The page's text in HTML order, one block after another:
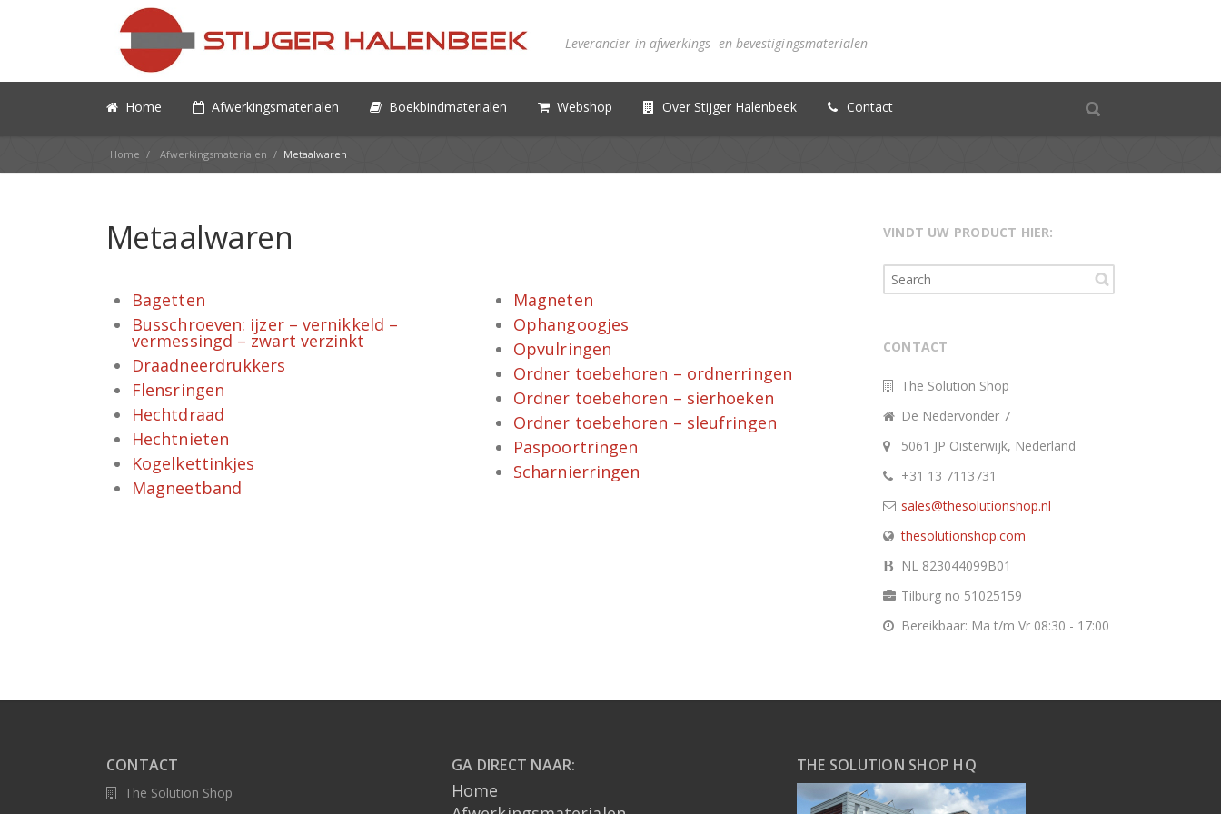
Leverancier in afwerkings- en bevestigingsmaterialen
Home Afwerkingsmaterialen Boekbindmaterialen Webshop Over Stijger Halenbeek Contact
Home / Afwerkingsmaterialen / Metaalwaren
Metaalwaren
Bagetten
Busschroeven: ijzer – vernikkeld –
vermessingd – zwart verzinkt
Draadneerdrukkers
Flensringen
Hechtdraad
Hechtnieten
Kogelkettinkjes
Magneetband
Magneten
Ophangoogjes
Opvulringen
Ordner toebehoren – ordnerringen
Ordner toebehoren – sierhoeken
Ordner toebehoren – sleufringen
Paspoortringen
Scharnierringen
VINDT UW PRODUCT HIER:
CONTACT
The Solution Shop
De Nedervonder 7
5061 JP Oisterwijk, Nederland
+31 13 7113731
sales@thesolutionshop.nl
thesolutionshop.com
NL 823044099B01
Tilburg no 51025159
Bereikbaar: Ma t/m Vr 08:30 - 17:00
CONTACT
The Solution Shop
GA DIRECT NAAR:
Home
THE SOLUTION SHOP HQ